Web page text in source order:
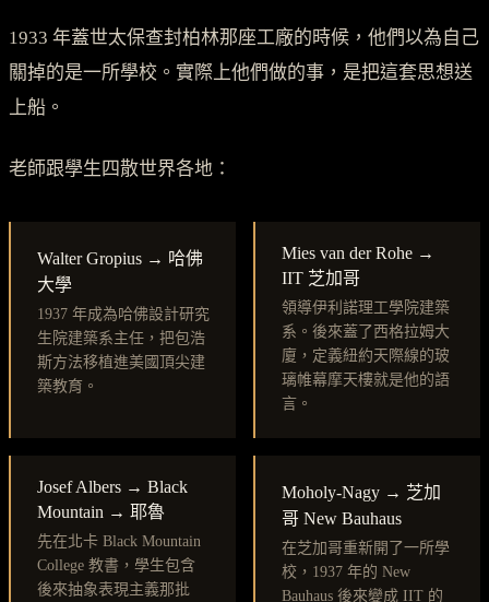
1933 年蓋世太保查封柏林那座工廠的時候，他們以為自己
關掉的是一所學校。實際上他們做的事，是把這套思想送
上船。
老師跟學生四散世界各地：
Walter Gropius → 哈佛
大學
1937 年成為哈佛設計研究
生院建築系主任，把包浩
斯方法移植進美國頂尖建
築教育。
Mies van der Rohe →
IIT 芝加哥
領導伊利諾理工學院建築
系。後來蓋了西格拉姆大
廈，定義紐約天際線的玻
璃帷幕摩天樓就是他的語
言。
Josef Albers → Black
Mountain → 耶魯
先在北卡 Black Mountain
College 教書，學生包含
後來抽象表現主義那批
Moholy-Nagy → 芝加
哥 New Bauhaus
在芝加哥重新開了一所學
校，1937 年的 New
Bauhaus 後來變成 IIT 的